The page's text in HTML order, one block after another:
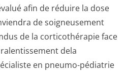
afin de réduire la dose
de soigneusement
de la corticothérapie face
dela
en pneumo-pédiatrie